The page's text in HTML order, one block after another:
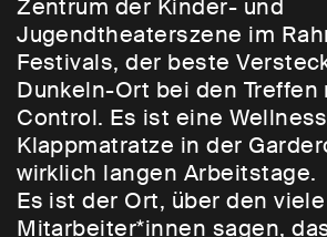
Zentrum der Kinder- und
Jugendtheaterszene im
Festivals, der beste
Dunkeln-Ort bei den Treffen
Control. Es ist eine
Klappmatratze in der
wirklich langen Arbeitstage.
Es ist der Ort, über den viele
Mitarbeiter*innen sagen,